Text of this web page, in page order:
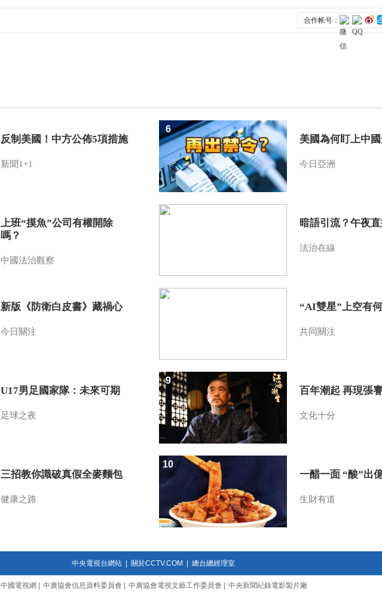
反制美國！中方公佈5項措施
新聞1+1
上班“摸魚”公司有權開除
嗎？
中國法治觀察
新版《防衛白皮書》藏禍心
今日關注
U17男足國家隊：未來可期
足球之夜
三招教你識破真假全麥麵包
健康之路
美國為何盯上中
今日亞洲
6
暗語引流？午夜
法治在線
7
“AI雙星”上空有
共同關注
8
百年潮起 再現張
文化十分
9
一醋一面 “酸”出
生財有道
10
中央電視台網站| 關於CCTV.COM 總台總經理室
中國電視網 中廣協會信息資料委員會 中廣協會電視文藝工作委員會 中央新聞紀錄電影製片廠